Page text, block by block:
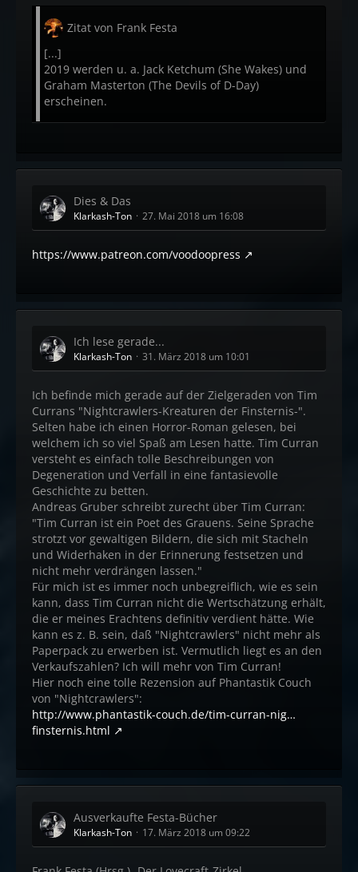
Zitat von Frank Festa
[...]
2019 werden u. a. Jack Ketchum (She Wakes) und
Graham Masterton (The Devils of D-Day)
erscheinen.
Dies & Das
Klarkash-Ton 27. Mai 2018 um 16:08
https://www.patreon.com/voodoopress
Ich lese gerade...
Klarkash-Ton 31. März 2018 um 10:01
Ich befinde mich gerade auf der Zielgeraden von Tim
Currans "Nightcrawlers-Kreaturen der Finsternis-".
Selten habe ich einen Horror-Roman gelesen, bei
welchem ich so viel Spaß am Lesen hatte. Tim Curran
versteht es einfach tolle Beschreibungen von
Degeneration und Verfall in eine fantasievolle
Geschichte zu betten.
Andreas Gruber schreibt zurecht über Tim Curran:
"Tim Curran ist ein Poet des Grauens. Seine Sprache
strotzt vor gewaltigen Bildern, die sich mit Stacheln
und Widerhaken in der Erinnerung festsetzen und
nicht mehr verdrängen lassen."
Für mich ist es immer noch unbegreiflich, wie es sein
kann, dass Tim Curran nicht die Wertschätzung erhält,
die er meines Erachtens definitiv verdient hätte. Wie
kann es z. B. sein, daß "Nightcrawlers" nicht mehr als
Paperpack zu erwerben ist. Vermutlich liegt es an den
Verkaufszahlen? Ich will mehr von Tim Curran!
Hier noch eine tolle Rezension auf Phantastik Couch
von "Nightcrawlers":
http://www.phantastik-couch.de/tim-curran-nig…
finsternis.html
Ausverkaufte Festa-Bücher
Klarkash-Ton 17. März 2018 um 09:22